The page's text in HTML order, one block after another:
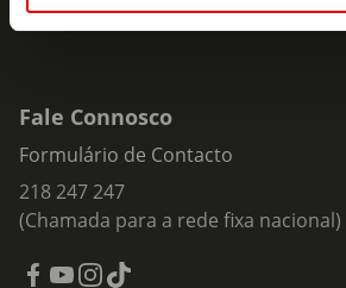
Fale Connosco
Formulário de Contacto
218 247 247
(Chamada para a rede fixa nacional)